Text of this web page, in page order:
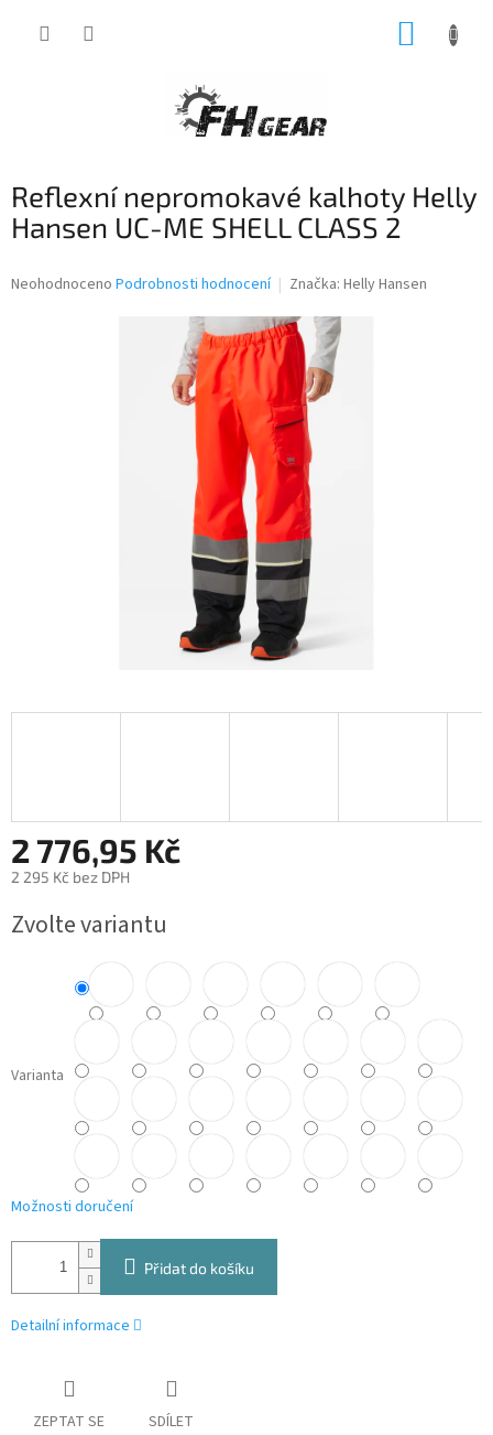
Reflexní nepromokavé kalhoty Helly
Hansen UC-ME SHELL CLASS 2
Průměrné
Neohodnoceno Podrobnosti hodnocení Značka: Helly Hansen
2 776,95 Kč
2 295 Kč bez DPH
cena:
Zvolte variantu
Varianta
Možnosti doručení
Přidat do košíku
Detailní informace
ZEPTAT SE SDÍLET